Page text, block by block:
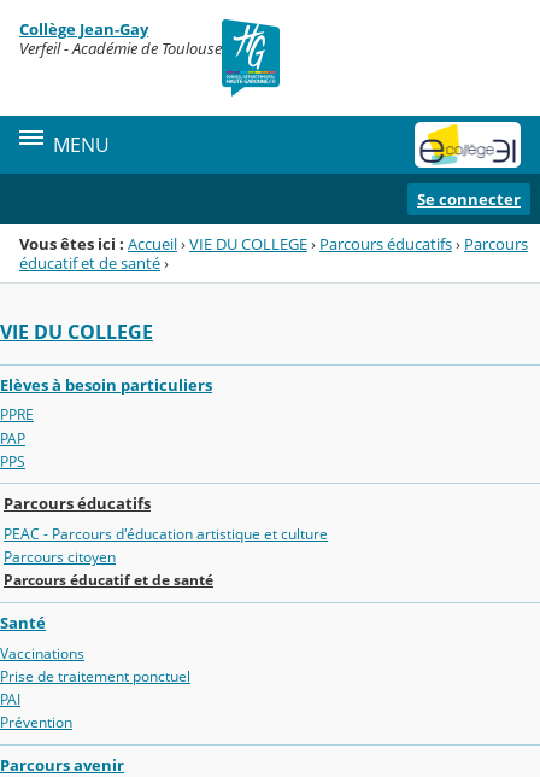
Menu de la rubrique
Contenu
Collège Jean-Gay
Verfeil - Académie de Toulouse
MENU
Se connecter
Vous êtes ici : Accueil›VIE DU COLLEGE› Parcours éducatifs› Parcours
éducatif et de santé›
VIE DU COLLEGE
Elèves à besoin particuliers
PPRE
PAP
PPS
Parcours éducatifs
PEAC - Parcours d'éducation artistique et culture
Parcours citoyen
Parcours éducatif et de santé
Santé
Vaccinations
Prise de traitement ponctuel
PAI
Prévention
Parcours avenir